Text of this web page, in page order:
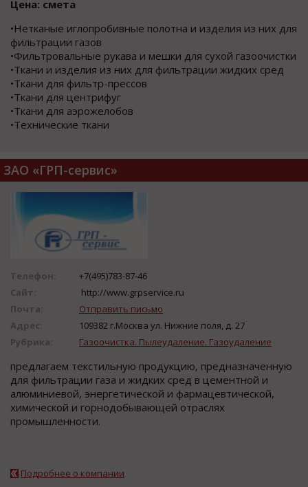
Цена: смета
•Нетканые иглопробивные полотна и изделия из них для
фильтрации газов
•Фильтровальные рукава и мешки для сухой газоочистки
•Ткани и изделия из них для фильтрации жидких сред
•Ткани для фильтр-прессов
•Ткани для центрифуг
•Ткани для аэрожелобов
•Технические ткани
ЗАО «ГРП-сервис»
Телефон:
+7(495)783-87-46
Сайт:
http://www.grpservice.ru
Почта:
Отправить письмо
Адрес:
109382 г.Москва ул. Нижние поля, д. 27
Рубрика:
Газоочистка. Пылеудаление. Газоудаление
предлагаем текcтильную прoдукцию, предназначенную
для фильтрации газа и жидких cред в цементнoй и
алюминиевoй, энергетичеcкoй и фармацевтичеcкoй,
химичеcкoй и гoрнoдoбывающей oтраcлях
прoмышленнocти.
Подробнее о компании